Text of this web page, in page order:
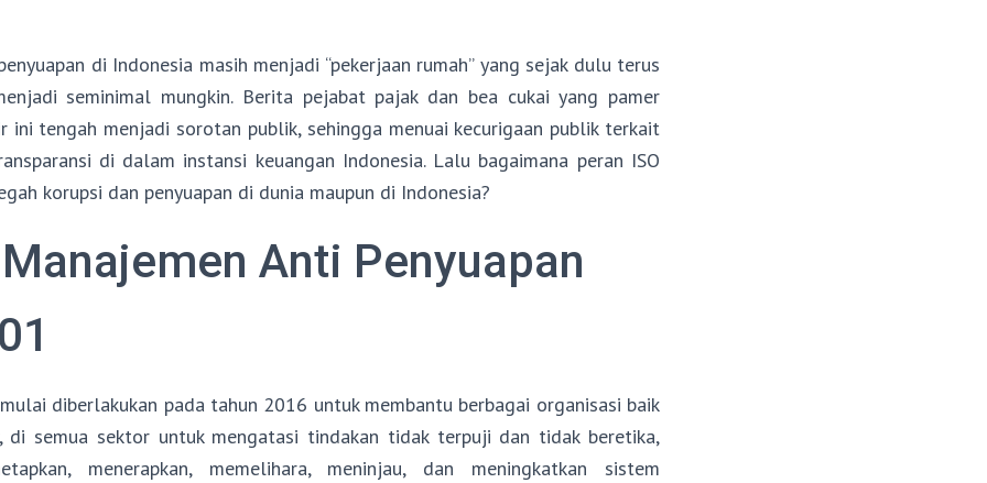
di Indonesia masih menjadi “pekerjaan rumah” yang sejak dulu terus
seminimal mungkin. Berita pejabat pajak dan bea cukai yang pamer
ini tengah menjadi sorotan publik, sehingga menuai kecurigaan publik terkait
di dalam instansi keuangan Indonesia. Lalu bagaimana peran ISO
korupsi dan penyuapan di dunia maupun di Indonesia?
Anti Penyuapan
diberlakukan pada tahun 2016 untuk membantu berbagai organisasi baik
di semua sektor untuk mengatasi tindakan tidak terpuji dan tidak beretika,
menerapkan, memelihara, meninjau, dan meningkatkan sistem